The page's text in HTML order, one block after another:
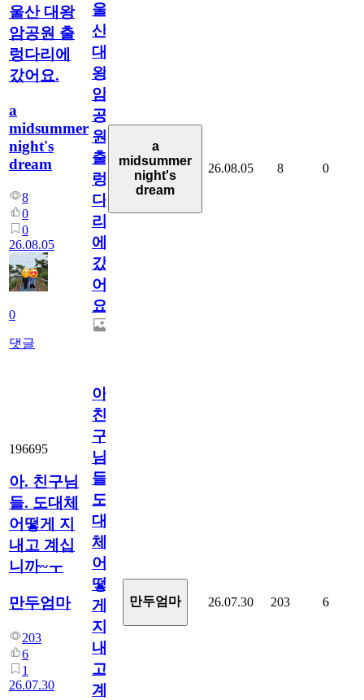
울산 대왕
암공원 출
렁다리에
갔어요.
a
midsummer
night's
dream
8
0
0
26.08.05
0
댓글
울
산
대
왕
암
공
원
출
렁
다
리
에
갔
어
요.
a
midsummer
night's
dream
26.08.05 8 0
196695
아. 친구님
들. 도대체
어떻게 지
내고 계십
니까~ㅜ
만두엄마
203
6
1
26.07.30
아.
친
구
님
들.
도
대
체
어
떻
게
지
내
고
계
만두엄마 26.07.30 203 6